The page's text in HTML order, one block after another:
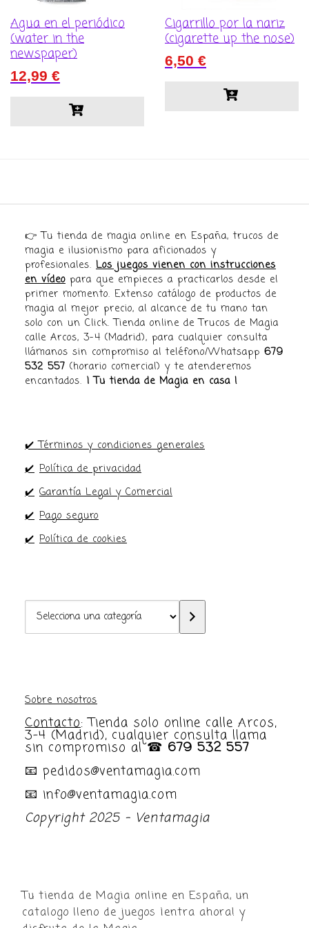
Agua en el periódico
(water in the
newspaper)
12,99 €
Cigarrillo por la nariz
(cigarette up the nose)
6,50 €
👉 Tu tienda de magia online en España, trucos de
magia e ilusionismo para aficionados y
profesionales. Los juegos vienen con instrucciones
en vídeo para que empieces a practicarlos desde el
primer momento. Extenso catálogo de productos de
magia al mejor precio, al alcance de tu mano tan
solo con un Click. Tienda online de Trucos de Magia
calle Arcos, 3-4 (Madrid), para cualquier consulta
llámanos sin compromiso al teléfono/Whatsapp 679
532 557 (horario comercial) y te atenderemos
encantados. ¡ Tu tienda de Magia en casa !
✔️ Términos y condiciones generales
✔️ Política de privacidad
✔️ Garantía Legal y Comercial
✔️ Pago seguro
✔️ Política de cookies
una
Sobre nosotros
Contacto: Tienda solo online calle Arcos,
3-4 (Madrid), cualquier consulta llama
sin compromiso al ☎ 679 532 557
📧 pedidos@ventamagia.com
📧 info@ventamagia.com
Copyright 2025 - Ventamagia
Tu tienda de Magia online en España, un
catalogo lleno de juegos ¡entra ahora! y